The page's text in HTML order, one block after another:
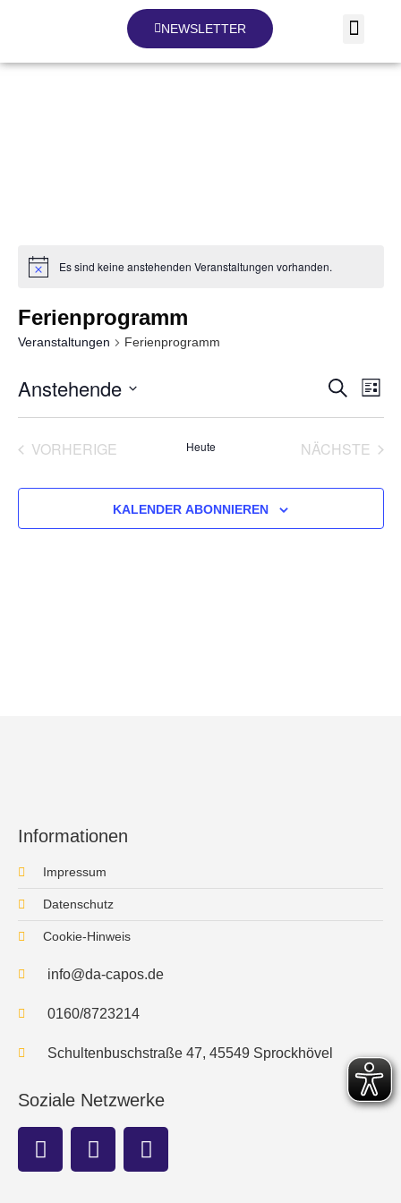
NEWSLETTER
Es sind keine anstehenden Veranstaltungen vorhanden.
Ferienprogramm
Veranstaltungen Ferienprogramm
und
SUCHE
LISTE
Anstehende
wählen.
VORHERIGE VERANSTALTUNGEN
Heute NÄCHSTE
KALENDER ABONNIEREN
Informationen
Impressum
Datenschutz
Cookie-Hinweis
info@da-capos.de
0160/8723214
Schultenbuschstraße 47, 45549 Sprockhövel
Soziale Netzwerke